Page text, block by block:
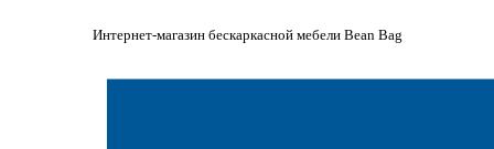
Интернет-магазин бескаркасной мебели Bean Bag